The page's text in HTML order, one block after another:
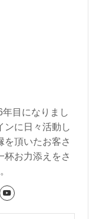
目になりまし
ンに日々活動し
を頂いたお客さ
杯お力添えをさ